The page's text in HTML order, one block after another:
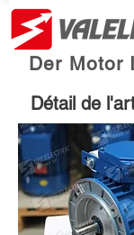
Der Motor
Détail de